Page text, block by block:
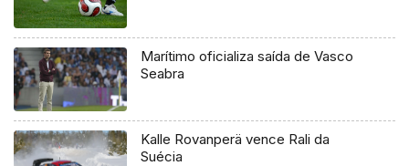
Marítimo oficializa saída de Vasco
Seabra
Kalle Rovanperä vence Rali da
Suécia